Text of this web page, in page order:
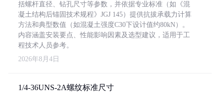
括螺杆直径、钻孔尺寸等参数，并依据专业标准（如《混
凝土结构后锚固技术规程》JGJ 145）提供抗拔承载力计算
方法和典型数值（如混凝土强度C30下设计值约80kN）。
内容涵盖安装要点、性能影响因素及选型建议，适用于工
程技术人员参考。
2026年8月4日
1/4-36UNS-2A螺纹标准尺寸